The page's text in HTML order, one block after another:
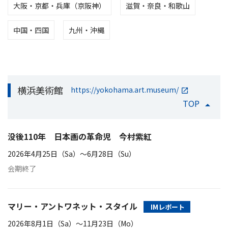
大阪・京都・兵庫（京阪神） 滋賀・奈良・和歌山
中国・四国 九州・沖縄
横浜美術館 https://yokohama.art.museum/
TOP
没後110年 日本画の革命児 今村紫紅
2026年4月25日（Sa）〜6月28日（Su）
会期終了
マリー・アントワネット・スタイル IMレポート
2026年8月1日（Sa）〜11月23日（Mo）